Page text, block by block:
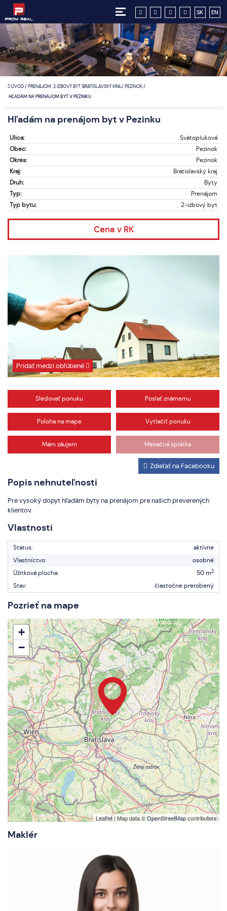
SK EN
ÚVOD/PRENÁJOM, 2 IZBOVÝ BYT, BRATISLAVSKÝ KRAJ, PEZINOK/
HĽADÁM NA PRENÁJOM BYT V PEZINKU
Hľadám na prenájom byt v Pezinku
Ulica:
Svätopluková
Obec:
Pezinok
Okres:
Pezinok
Kraj:
Bratislavský kraj
Druh:
Byty
Typ:
Prenájom
Typ bytu:
2-izbový byt
Cena v RK
Pridať medzi obľúbené
Sledovať ponuku Poslať známemu
Poloha na mape Vytlačiť ponuku
Mám záujem Mesačná splátka
Popis nehnuteľnosti
Zdieľať na Facebooku
Pre vysoký dopyt hľadám byty na prenájom pre našich preverených
klientov.
Vlastnosti
Status:
aktívne
Vlastníctvo:
osobné
Úžitková plocha:
50 m2
Stav: čiastočne prerobený
Pozrieť na mape
+
−
Leaflet| Map data ©OpenStreetMapcontributors
Maklér